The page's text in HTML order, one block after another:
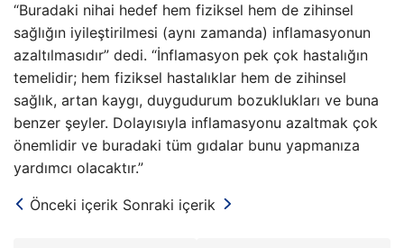
“Buradaki nihai hedef hem fiziksel hem de zihinsel
sağlığın iyileştirilmesi (aynı zamanda) inflamasyonun
azaltılmasıdır” dedi. “İnflamasyon pek çok hastalığın
temelidir; hem fiziksel hastalıklar hem de zihinsel
sağlık, artan kaygı, duygudurum bozuklukları ve buna
benzer şeyler. Dolayısıyla inflamasyonu azaltmak çok
önemlidir ve buradaki tüm gıdalar bunu yapmanıza
yardımcı olacaktır.”
Önceki içerik Sonraki içerik